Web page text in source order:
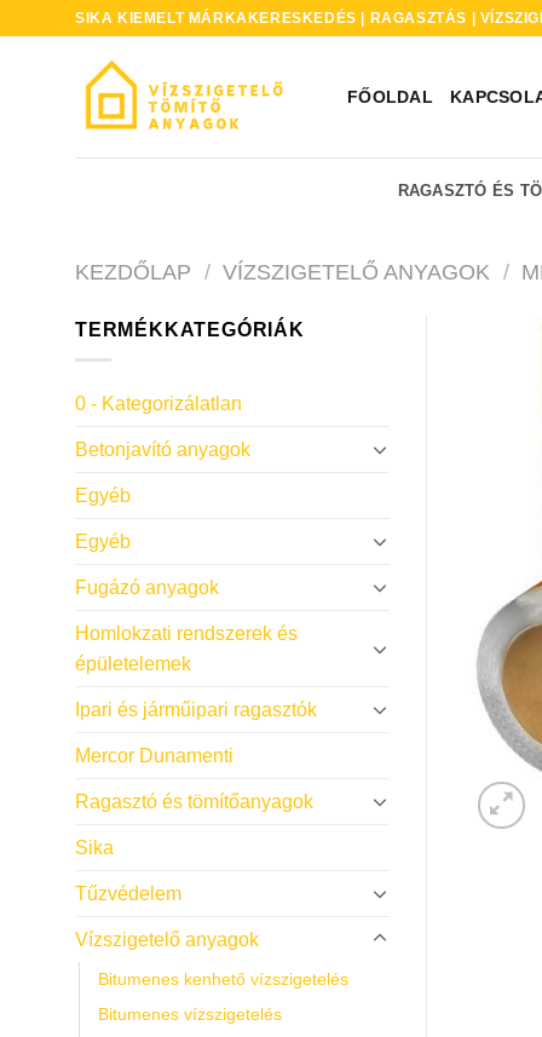
SIKA KIEMELT MÁRKAKERESKEDÉS | RAGASZTÁS |
FŐOLDAL
RAGASZTÓ ÉS
KEZDŐLAP / VÍZSZIGETELŐ ANYAGOK /
TERMÉKKATEGÓRIÁK
0 - Kategorizálatlan
Betonjavító anyagok
Egyéb
Egyéb
Fugázó anyagok
Homlokzati rendszerek és
épületelemek
Ipari és járműipari ragasztók
Mercor Dunamenti
Ragasztó és tömítőanyagok
Sika
Tűzvédelem
Vízszigetelő anyagok
Bitumenes kenhető vízszigetelés
Bitumenes vízszigetelés